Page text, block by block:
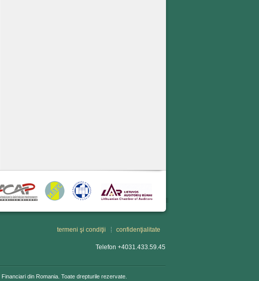
confidenţialitate
termeni şi condiţii
Telefon +4031.433.59.45
din Romania. Toate drepturile rezervate.